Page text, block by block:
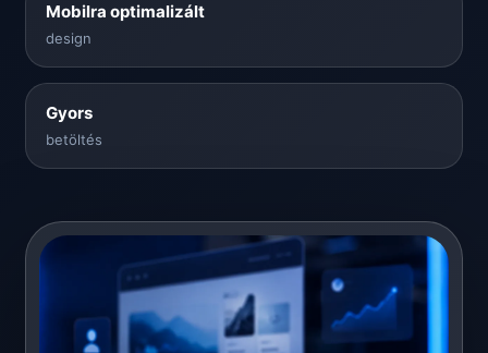
Mobilra optimalizált
design
Gyors
betöltés